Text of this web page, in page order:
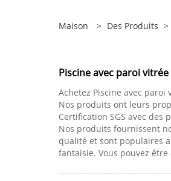
Maison > Des Produits >
Piscine avec paroi
Achetez Piscine avec
Nos produits ont leurs
Certification SGS avec
Nos produits fournissent
qualité et sont populaires
fantaisie. Vous pouvez